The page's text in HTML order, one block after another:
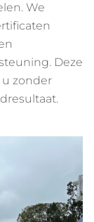
We
Deze
zonder